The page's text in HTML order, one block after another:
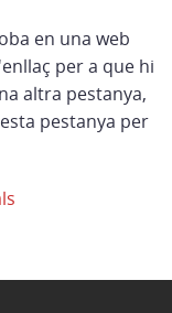
en una web
per a que hi
altra pestanya,
pestanya per